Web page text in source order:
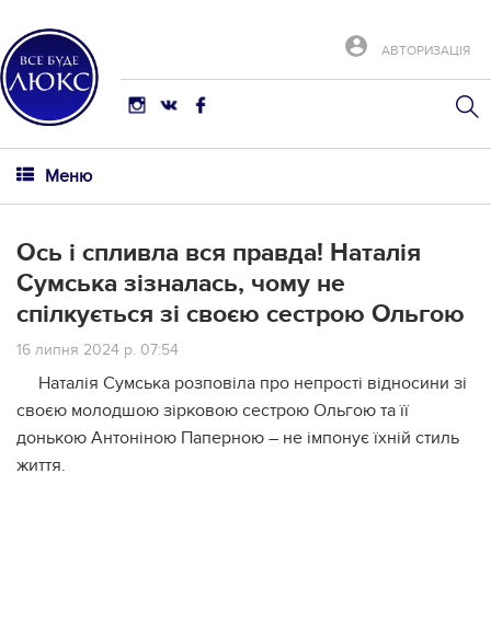
АВТОРИЗАЦІЯ
Меню
Оcь і cпливла вся пpавда! Натaлія
Сумcька зiзналась, чому не
cпілкується зі cвоєю сестpою Ольгою
16 липня 2024 р. 07:54
Наталія Сумська розповіла про непрості відносини зі
своєю молодшою зірковою сестрою Ольгою та її
донькою Антоніною Паперною – не імпонує їхній стиль
життя.